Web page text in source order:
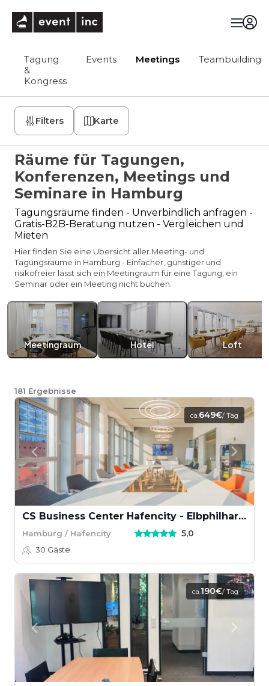
Tagung
&
Kongress
Events Meetings Teambuilding
Filters Karte
Räume für Tagungen,
Konferenzen, Meetings und
Seminare in Hamburg
Tagungsräume finden - Unverbindlich anfragen -
Gratis-B2B-Beratung nutzen - Vergleichen und
Mieten
Hier finden Sie eine Übersicht aller Meeting- und
Tagungsräume in Hamburg - Einfacher, günstiger und
risikofreier lässt sich ein Meetingraum für eine Tagung, ein
Seminar oder ein Meeting nicht buchen.
Meetingraum Hotel Loft
181 Ergebnisse
ca.649€/ Tag
CS Business Center Hafencity - Elbphilharmonie
Hamburg / Hafencity 5,0
30 Gäste
ca.190€/ Tag